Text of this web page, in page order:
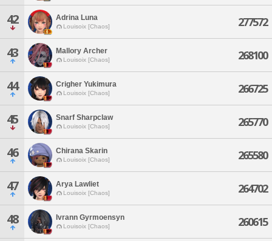
42 Adrina Luna
Louisoix [Chaos] 277572
43 Mallory Archer
Louisoix [Chaos] 268100
44 Crigher Yukimura
Louisoix [Chaos] 266725
45 Snarf Sharpclaw
Louisoix [Chaos] 265770
46 Chirana Skarin
Louisoix [Chaos] 265580
47 Arya Lawliet
Louisoix [Chaos] 264702
48 Ivrann Gyrmoensyn
Louisoix [Chaos] 260615